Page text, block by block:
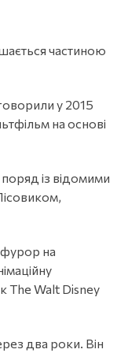
частиною
у 2015
на основі
із відомими
фурор на
The Walt Disney
два роки. Він